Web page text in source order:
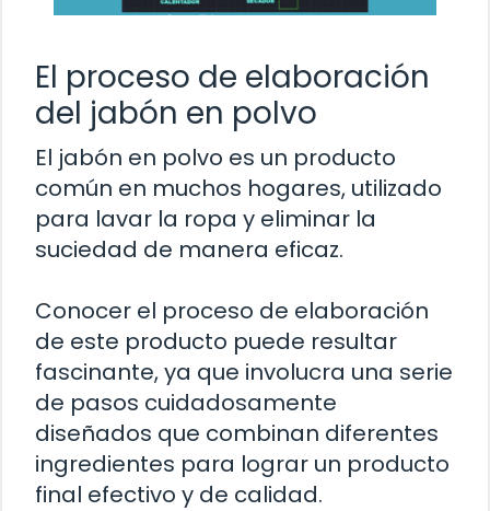
El proceso de elaboración
del jabón en polvo
El jabón en polvo es un producto
común en muchos hogares, utilizado
para lavar la ropa y eliminar la
suciedad de manera eficaz.
Conocer el proceso de elaboración
de este producto puede resultar
fascinante, ya que involucra una serie
de pasos cuidadosamente
diseñados que combinan diferentes
ingredientes para lograr un producto
final efectivo y de calidad.